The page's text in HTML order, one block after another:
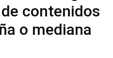
contenidos
o mediana